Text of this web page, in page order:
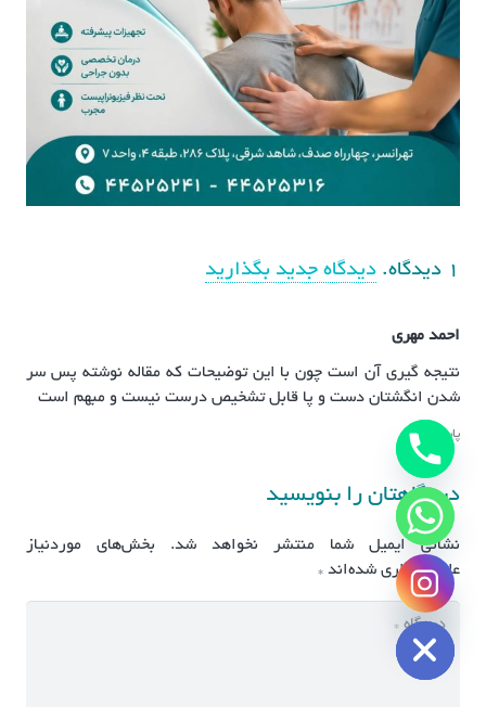
1 دیدگاه. دیدگاه جدید بگذارید
احمد مهری
نتیجه گیری آن است چون با این توضیحات که مقاله نوشته پس سر
شدن انگشتان دست و پا قابل تشخیص درست نیست و مبهم است
پاسخ
دیدگاهتان را بنویسید
نشانی ایمیل شما منتشر نخواهد شد.
بخش‌های موردنیاز
علامت‌گذاری شده‌اند *
Hide
chaty